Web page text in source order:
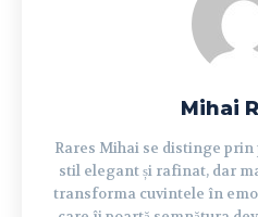
Mihai
Rares Mihai se distinge
stil elegant și rafinat, dar
transforma cuvintele în